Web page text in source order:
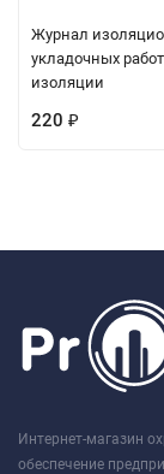
Журнал
укладочных
изоляции
220 ₽
Интернет-магазин
обеспечение